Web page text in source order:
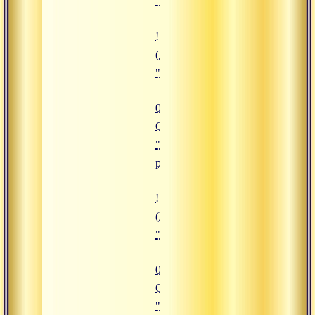
![08.01.2009 Сатсанг "Будущее
(https://www.advayta.org/upload/
"08.01.2009 Сатсанг "Будущее
08.01.2009
Сатсанг
"Будущее
рождение"
![01.01.2009 Сатсанг "Всегда
(https://www.advayta.org/upload/
"01.01.2009 Сатсанг "Всегда
01.01.2009
Сатсанг
"Всегда